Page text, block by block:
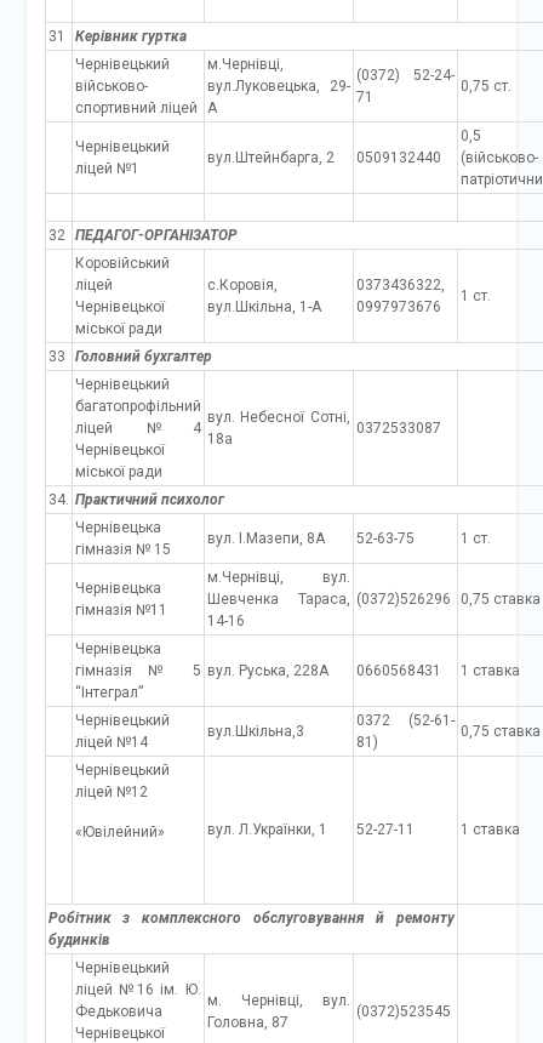
31
Керівник гуртка
Чернівецький
військово-
спортивний ліцей
м.Чернівці,
вул.Луковецька, 29-
А
(0372) 52-24-
71
0,75 ст.
Чернівецький
ліцей №1
вул.Штейнбарга, 2 0509132440
0,5
(військово-
32 ПЕДАГОГ-ОРГАНІЗАТОР
Коровійський
ліцей
Чернівецької
міської ради
с.Коровія,
вул.Шкільна, 1-А
0373436322,
0997973676
1 ст.
33
Головний бухгалтер
Чернівецький
багатопрофільний
ліцей №4
Чернівецької
міської ради
вул. Небесної Сотні,
18а
0372533087
34. Практичний психолог
Чернівецька
гімназія № 15
вул. І.Мазепи, 8А 52-63-75 1 ст.
Чернівецька
гімназія №11
м.Чернівці, вул.
Шевченка Тараса,
14-16
(0372)526296 0,75 ставка
Чернівецька
гімназія № 5
“Інтеграл”
вул. Руська, 228А 0660568431 1 ставка
Чернівецький
ліцей №14
вул.Шкільна,3
0372 (52-61-
81)
0,75 ставка
Чернівецький
ліцей №12
«Ювілейний» вул. Л.Українки, 1 52-27-11 1 ставка
Робітник з комплексного обслуговування й ремонту
будинків
Чернівецький
ліцей №16 ім. Ю.
Федьковича
Чернівецької
м. Чернівці, вул.
Головна, 87
(0372)523545